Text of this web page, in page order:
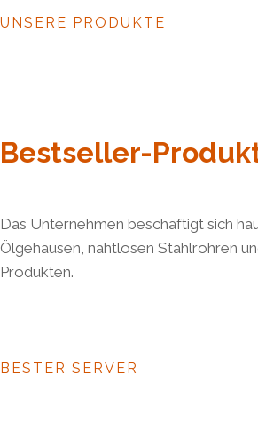
UNSERE PRODUKTE
Bestseller-
Das Unternehmen beschäftigt sich
Ölgehäusen, nahtlosen Stahlrohren
Produkten.
BESTER SERVER